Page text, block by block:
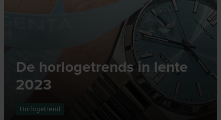
De horlogetrends in lente
2023
Horlogetrend